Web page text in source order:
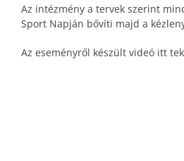
Az intézmény a tervek szerint
Sport Napján bővíti majd a
Az eseményről készült videó itt